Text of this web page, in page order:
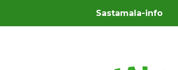
Sastamala-info